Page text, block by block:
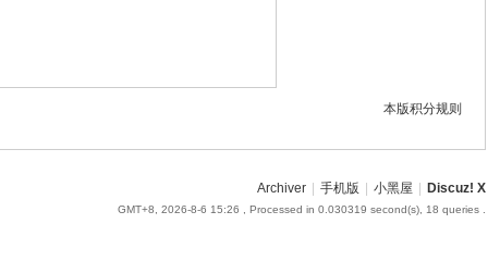
本版积分规则
Archiver 手机版 小黑屋 Discuz! X
GMT+8, 2026-8-6 15:26 , Processed in 0.030319 second(s), 18 queries .